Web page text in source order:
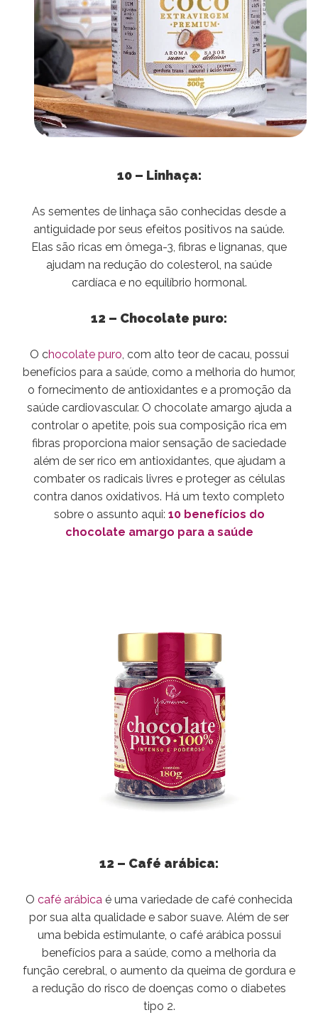
10 – Linhaça:
As sementes de linhaça são conhecidas desde a
antiguidade por seus efeitos positivos na saúde.
Elas são ricas em ômega-3, fibras e lignanas, que
ajudam na redução do colesterol, na saúde
cardíaca e no equilíbrio hormonal.
12 – Chocolate puro:
O chocolate puro , com alto teor de cacau, possui
benefícios para a saúde, como a melhoria do humor,
o fornecimento de antioxidantes e a promoção da
saúde cardiovascular. O chocolate amargo ajuda a
controlar o apetite, pois sua composição rica em
fibras proporciona maior sensação de saciedade
além de ser rico em antioxidantes, que ajudam a
combater os radicais livres e proteger as células
contra danos oxidativos. Há um texto completo
sobre o assunto aqui: 10 benefícios do
chocolate amargo para a saúde
12 – Café arábica:
O café arábica é uma variedade de café conhecida
por sua alta qualidade e sabor suave. Além de ser
uma bebida estimulante, o café arábica possui
benefícios para a saúde, como a melhoria da
função cerebral, o aumento da queima de gordura e
a redução do risco de doenças como o diabetes
tipo 2.